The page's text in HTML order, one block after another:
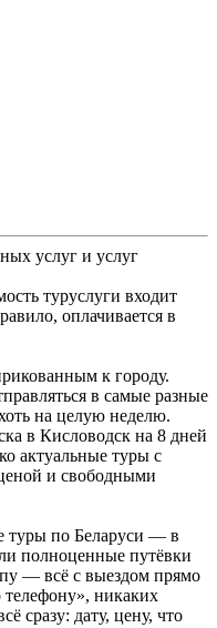
услуг и услуг
туруслуги входит
оплачивается в
к городу.
в самые разные
на целую неделю.
в Кисловодск на 8 дней
актуальные туры с
и свободными
туры по Беларуси — в
полноценные путёвки
— всё с выездом прямо
никаких
сразу: дату, цену, что